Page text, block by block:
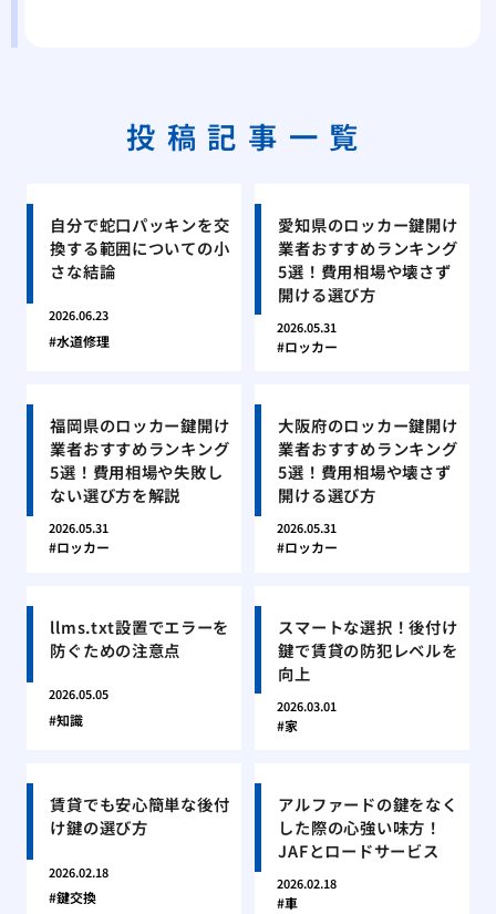
投稿記事一覧
自分で蛇口パッキンを交
換する範囲についての小
さな結論
2026.06.23
水道修理
愛知県のロッカー鍵開け
業者おすすめランキング
5選！費用相場や壊さず
開ける選び方
2026.05.31
ロッカー
福岡県のロッカー鍵開け
業者おすすめランキング
5選！費用相場や失敗し
ない選び方を解説
2026.05.31
ロッカー
大阪府のロッカー鍵開け
業者おすすめランキング
5選！費用相場や壊さず
開ける選び方
2026.05.31
ロッカー
llms.txt設置でエラーを
防ぐための注意点
2026.05.05
知識
スマートな選択！後付け
鍵で賃貸の防犯レベルを
向上
2026.03.01
家
賃貸でも安心簡単な後付
け鍵の選び方
2026.02.18
鍵交換
アルファードの鍵をなく
した際の心強い味方！
JAFとロードサービス
2026.02.18
車